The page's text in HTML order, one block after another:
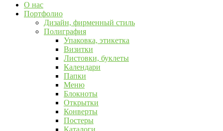
О нас
Портфолио
Дизайн, фирменный стиль
Полиграфия
Упаковка, этикетка
Визитки
Листовки, буклеты
Календари
Папки
Меню
Блокноты
Открытки
Конверты
Постеры
Каталоги